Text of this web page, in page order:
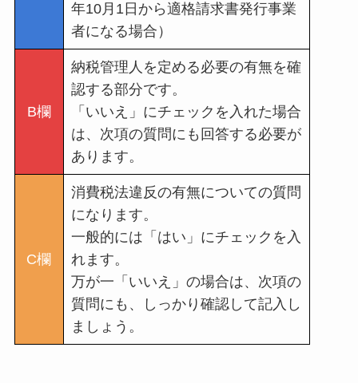
年10月1日から適格請求書発行事業
者になる場合）
B欄
納税管理人を定める必要の有無を確
認する部分です。
「いいえ」にチェックを入れた場合
は、次項の質問にも回答する必要が
あります。
C欄
消費税法違反の有無についての質問
になります。
一般的には「はい」にチェックを入
れます。
万が一「いいえ」の場合は、次項の
質問にも、しっかり確認して記入し
ましょう。